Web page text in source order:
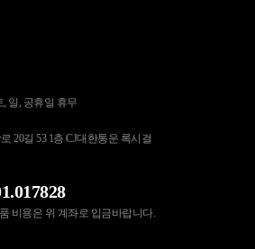
, 일, 공휴일 휴무
20길 53 1층 CJ대한통운 록시걸
비용은 위 계좌로 입금바랍니다.